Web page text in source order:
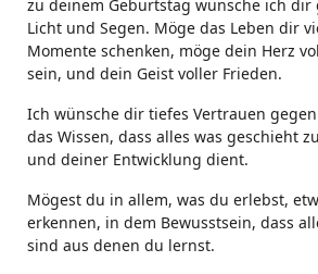
zu deinem Geburtstag wünsche ich dir
Licht und Segen. Möge das Leben dir
Momente schenken, möge dein Herz
sein, und dein Geist voller Frieden.
Ich wünsche dir tiefes Vertrauen
das Wissen, dass alles was geschieht
und deiner Entwicklung dient.
Mögest du in allem, was du erlebst,
erkennen, in dem Bewusstsein, dass
sind aus denen du lernst.